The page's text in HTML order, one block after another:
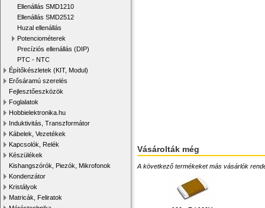
Ellenállás SMD1210
Ellenállás SMD2512
Huzal ellenállás
Potenciométerek
Precíziós ellenállás (DIP)
PTC - NTC
Építőkészletek (KIT, Modul)
Erősáramú szerelés
Fejlesztőeszközök
Foglalatok
Hobbielektronika.hu
Induktivitás, Transzformátor
Kábelek, Vezetékek
Kapcsolók, Relék
Készülékek
Kishangszórók, Piezók, Mikrofonok
Kondenzátor
Kristályok
Matricák, Feliratok
Vásárolták még
A következő termékeket más vásárlók